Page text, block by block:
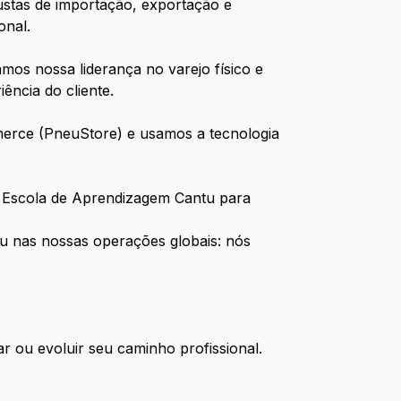
de importação, exportação e
nossa liderança no varejo físico e
do cliente.
(PneuStore) e usamos a tecnologia
de Aprendizagem Cantu para
nas nossas operações globais: nós
ou evoluir seu caminho profissional.